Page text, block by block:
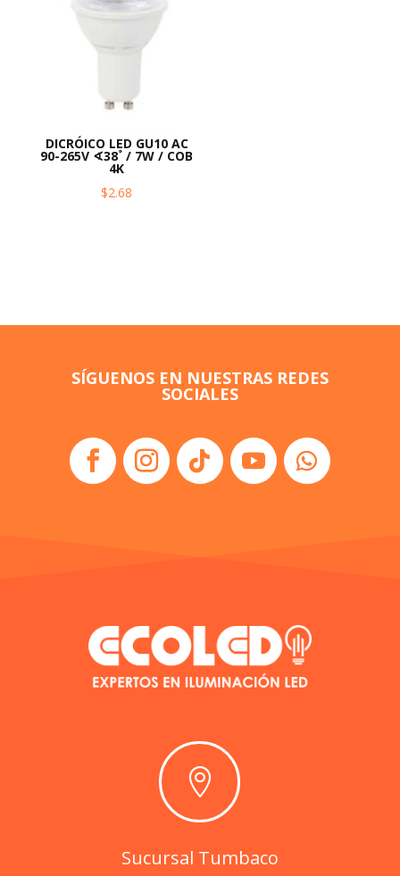
DICRÓICO LED GU10 AC
90-265V ∢38˚ / 7W / COB
4K
$2.68
SÍGUENOS EN NUESTRAS REDES
SOCIALES

Sucursal Tumbaco